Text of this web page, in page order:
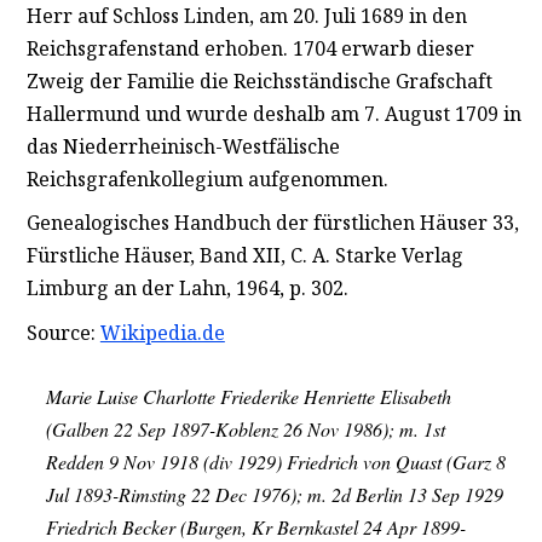
Herr auf Schloss Linden, am 20. Juli 1689 in den
Reichsgrafenstand erhoben. 1704 erwarb dieser
Zweig der Familie die Reichsständische Grafschaft
Hallermund und wurde deshalb am 7. August 1709 in
das Niederrheinisch-Westfälische
Reichsgrafenkollegium aufgenommen.
Genealogisches Handbuch der fürstlichen Häuser 33,
Fürstliche Häuser, BandXII, C. A. Starke Verlag
Limburg an der Lahn, 1964, p. 302.
Source: Wikipedia.de
Marie Luise Charlotte Friederike Henriette Elisabeth
(Galben 22 Sep 1897-Koblenz 26 Nov 1986); m. 1st
Redden 9 Nov 1918 (div 1929) Friedrich von Quast (Garz 8
Jul 1893-Rimsting 22 Dec 1976); m. 2d Berlin 13 Sep 1929
Friedrich Becker (Burgen, Kr Bernkastel 24 Apr 1899-